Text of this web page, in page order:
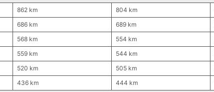
862 km 804 km
686 km 689 km
568 km 554 km
559 km 544 km
520 km 505 km
436 km 444 km